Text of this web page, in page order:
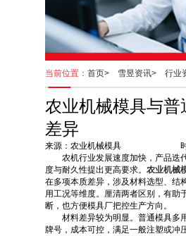
当前位置： 首页> 雪昱资讯> 行业
农业机械模具与普
差异
来源：农业机械模具 时间
农机行业发展速度加快，产品迭
度与耐久性提出更高要求。 农业机械
在多项本质差异，涉及材料选型、结
用工况等维度。厘清两者区别，有助
断，也方便模具厂把控生产方向。
材料差异较为明显。普通模具多
牌号，成本可控，满足一般注塑或冲